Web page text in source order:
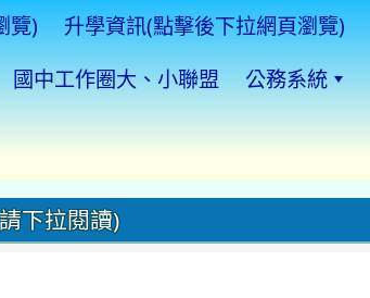
覽) 升學資訊(點擊後下拉網頁瀏覽)
國中工作圈大、小聯盟 公務系統
下拉閱讀)